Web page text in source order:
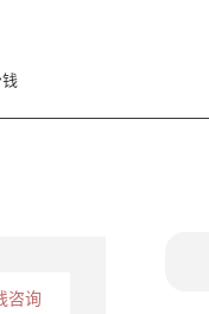
咨询